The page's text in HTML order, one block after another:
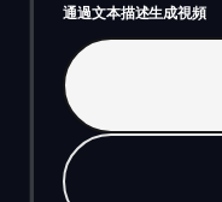
通過文本描述生成視頻